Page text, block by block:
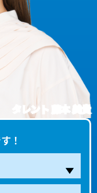
タレント 藤本 美貴
！